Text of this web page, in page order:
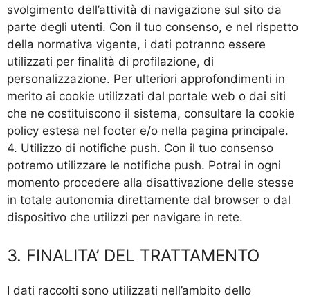
svolgimento dell’attività di navigazione sul sito da
parte degli utenti. Con il tuo consenso, e nel rispetto
della normativa vigente, i dati potranno essere
utilizzati per finalità di profilazione, di
personalizzazione. Per ulteriori approfondimenti in
merito ai cookie utilizzati dal portale web o dai siti
che ne costituiscono il sistema, consultare la cookie
policy estesa nel footer e/o nella pagina principale.
4. Utilizzo di notifiche push. Con il tuo consenso
potremo utilizzare le notifiche push. Potrai in ogni
momento procedere alla disattivazione delle stesse
in totale autonomia direttamente dal browser o dal
dispositivo che utilizzi per navigare in rete.
3. FINALITA’ DEL TRATTAMENTO
I dati raccolti sono utilizzati nell’ambito dello